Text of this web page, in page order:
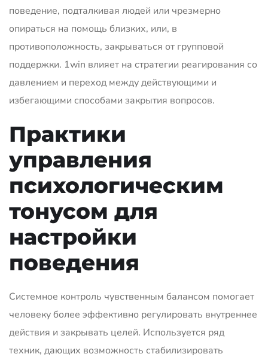
поведение, подталкивая людей или чрезмерно
опираться на помощь близких, или, в
противоположность, закрываться от групповой
поддержки. 1win влияет на стратегии реагирования со
давлением и переход между действующими и
избегающими способами закрытия вопросов.
Практики
управления
психологическим
тонусом для
настройки
поведения
Системное контроль чувственным балансом помогает
человеку более эффективно регулировать внутреннее
действия и закрывать целей. Используется ряд
техник, дающих возможность стабилизировать